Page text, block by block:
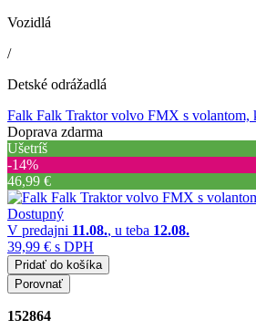
Vozidlá
/
Detské odrážadlá
Falk Falk Traktor volvo FMX s volantom,
Doprava zdarma
Ušetríš
‐14%
46,99 €
Dostupný
V predajni 11.08., u teba 12.08.
39,99 € s DPH
Pridať do košíka
Porovnať
152864